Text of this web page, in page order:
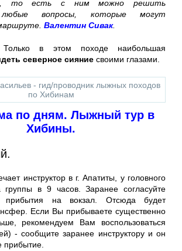
то есть с ним можно решить
любые вопросы, которые могут
Валентин Сивак.
Только в этом походе наибольшая
северное сияние своими глазами.
по дням. Лыжный тур в
Хибины.
инструктор в г. Апатиты, у головного
группы в 9 часов. Заранее согласуйте
прибытия на вокзал. Отсюда будет
Если Вы прибываете существенно
рекомендуем Вам воспользоваться
- сообщите заранее инструктору и он
прибытие.